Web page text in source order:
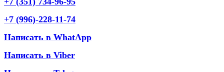
+7 (996)-228-11-74
Написать в WhatApp
Написать в Viber